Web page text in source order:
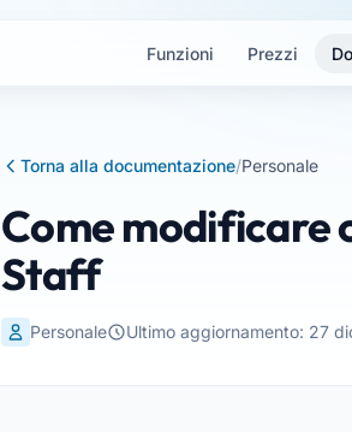
Funzioni Prezzi
Torna alla documentazione/Personale
Come modificare
Staff
Personale Ultimo aggiornamento: 27